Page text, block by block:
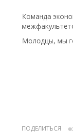
Команда
Молодцы, мы
ПОДЕЛИТЬСЯ